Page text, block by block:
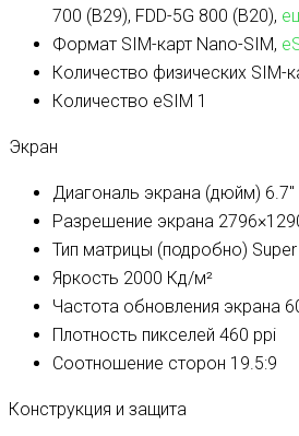
700 (B29), FDD-5G 800 (B20),
Формат SIM-карт Nano-SIM,
Количество физических SIM-
Количество eSIM 1
Экран
Диагональ экрана (дюйм) 6.7″
Разрешение экрана
Тип матрицы (подробно)
Яркость 2000 Кд/м²
Частота обновления экрана
Плотность пикселей 460 ppi
Соотношение сторон 19.5:9
Конструкция и защита